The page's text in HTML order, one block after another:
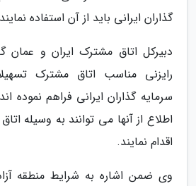
گذاران ایرانی باید از آن استفاده
دبیرکل اتاق مشترک ایران و
رایزنی مناسب اتاق مشترک
سرمایه گذاران ایرانی فراهم نموده
اطلاع از آنها می توانند به وسیله
اقدام نمایند.
وی ضمن اشاره به شرایط منطقه